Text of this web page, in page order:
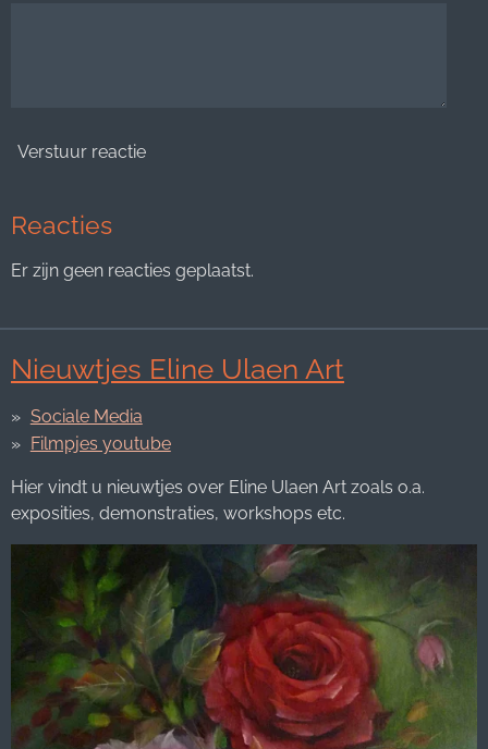
Verstuur reactie
Reacties
Er zijn geen reacties geplaatst.
Nieuwtjes Eline Ulaen Art
Sociale Media
Filmpjes youtube
Hier vindt u nieuwtjes over Eline Ulaen Art zoals o.a.
exposities, demonstraties, workshops etc.